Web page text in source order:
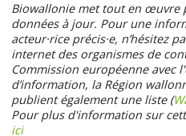
contenu
principal
Biowallonie met tout en œuvre
données à jour. Pour une
acteur·rice précis·e, n’hésitez
internet des organismes de
Commission européenne avec
d’information, la Région
publient également une liste (
Pour plus d'information sur
ici